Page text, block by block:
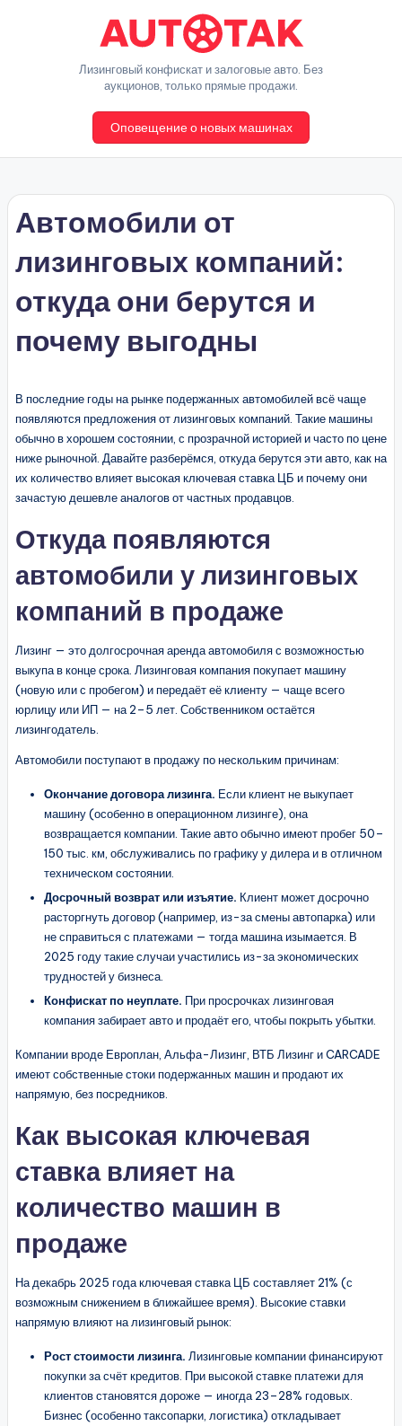
содержимому
A
t
o
T
a
k
Лизинговый конфискат и залоговые авто. Без
аукционов, только прямые продажи.
Оповещение о новых машинах
Автомобили от
лизинговых компаний:
откуда они берутся и
почему выгодны
В последние годы на рынке подержанных автомобилей всё чаще
появляются предложения от лизинговых компаний. Такие машины
обычно в хорошем состоянии, с прозрачной историей и часто по цене
ниже рыночной. Давайте разберёмся, откуда берутся эти авто, как на
их количество влияет высокая ключевая ставка ЦБ и почему они
зачастую дешевле аналогов от частных продавцов.
Откуда появляются
автомобили у лизинговых
компаний в продаже
Лизинг — это долгосрочная аренда автомобиля с возможностью
выкупа в конце срока. Лизинговая компания покупает машину
(новую или с пробегом) и передаёт её клиенту — чаще всего
юрлицу или ИП — на 2–5 лет. Собственником остаётся
лизингодатель.
Автомобили поступают в продажу по нескольким причинам:
Окончание договора лизинга. Если клиент не выкупает
машину (особенно в операционном лизинге), она
возвращается компании. Такие авто обычно имеют пробег 50–
150 тыс. км, обслуживались по графику у дилера и в отличном
техническом состоянии.
Досрочный возврат или изъятие. Клиент может досрочно
расторгнуть договор (например, из-за смены автопарка) или
не справиться с платежами — тогда машина изымается. В
2025 году такие случаи участились из-за экономических
трудностей у бизнеса.
Конфискат по неуплате. При просрочках лизинговая
компания забирает авто и продаёт его, чтобы покрыть убытки.
Компании вроде Европлан, Альфа-Лизинг, ВТБ Лизинг и CARCADE
имеют собственные стоки подержанных машин и продают их
напрямую, без посредников.
Как высокая ключевая
ставка влияет на
количество машин в
продаже
На декабрь 2025 года ключевая ставка ЦБ составляет 21% (с
возможным снижением в ближайшее время). Высокие ставки
напрямую влияют на лизинговый рынок:
Рост стоимости лизинга. Лизинговые компании финансируют
покупки за счёт кредитов. При высокой ставке платежи для
клиентов становятся дороже — иногда 23–28% годовых.
Бизнес (особенно таксопарки, логистика) откладывает